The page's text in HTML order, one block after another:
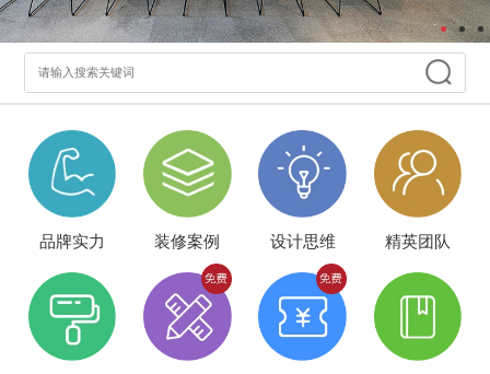
品牌实力 装修案例 设计思维 精英团队